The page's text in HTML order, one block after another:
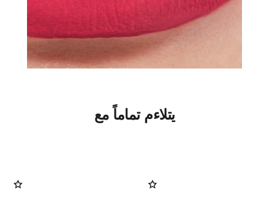
يتلاءم تماماً مع